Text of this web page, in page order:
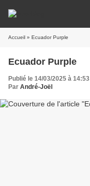
Accueil » Ecuador Purple
Ecuador Purple
Publié le 14/03/2025 à 14:53
Par André-Joël